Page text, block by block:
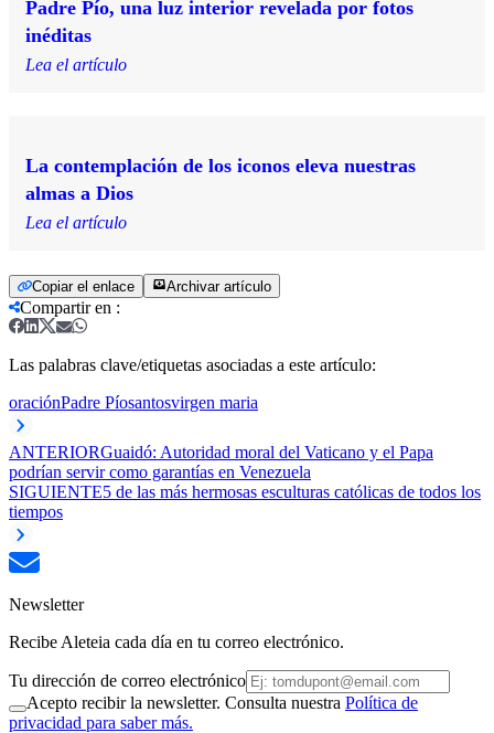
Padre Pío, una luz interior revelada por fotos
inéditas
Lea el artículo
La contemplación de los iconos eleva nuestras
almas a Dios
Lea el artículo
Copiar el enlace Archivar artículo
Compartir en :
Las palabras clave/etiquetas asociadas a este artículo:
oraciónPadre Píosantosvirgen maria
ANTERIORGuaidó: Autoridad moral del Vaticano y el Papa
podrían servir como garantías en Venezuela
SIGUIENTE5 de las más hermosas esculturas católicas de todos los
tiempos
Newsletter
Recibe Aleteia cada día en tu correo electrónico.
Tu dirección de correo electrónico
Acepto recibir la newsletter. Consulta nuestra Política de
privacidad para saber más.